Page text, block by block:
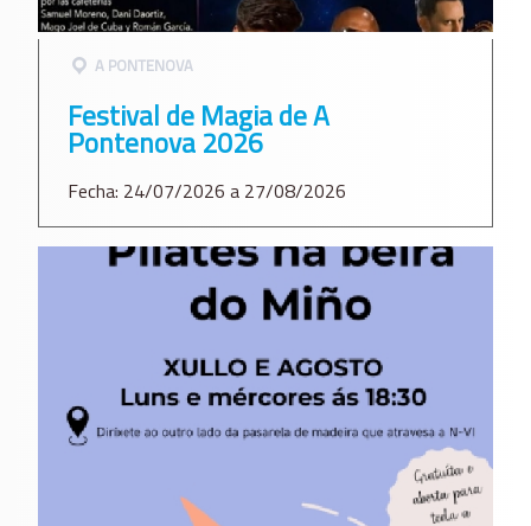
A PONTENOVA
Festival de Magia de A
Pontenova 2026
Fecha: 24/07/2026 a 27/08/2026